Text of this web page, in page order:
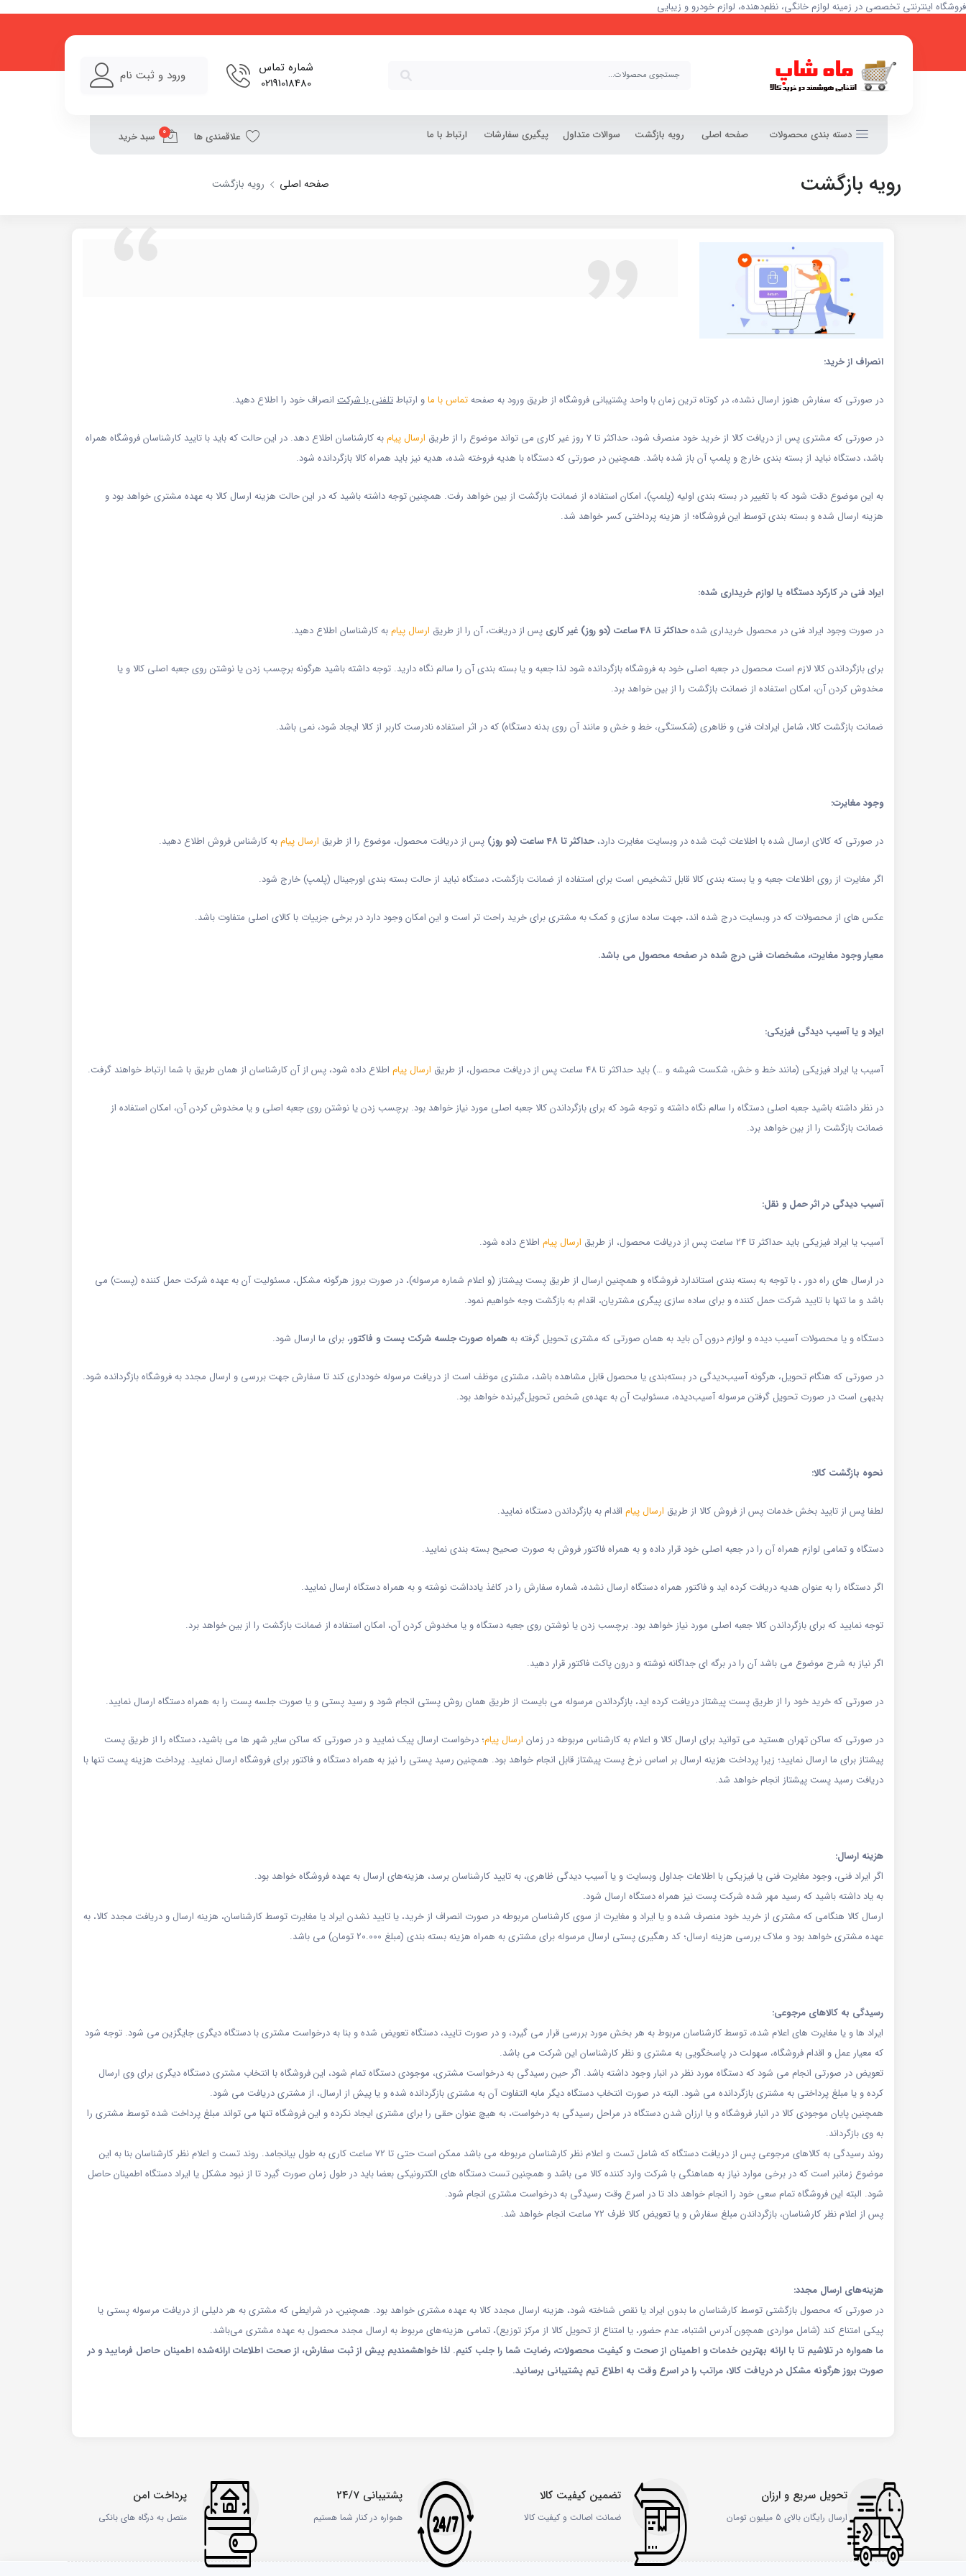
فروشگاه اینترنتی تخصصی در زمینه لوازم خانگی، نظم‌دهنده، لوازم خودرو و زیبایی
شماره تماس
02191018480
ورود و ثبت نام
دسته بندی محصولات صفحه اصلی رویه بازگشت سوالات متداول پیگیری سفارشات ارتباط با ما علاقمندی ها 0 سبد خرید
صفحه اصلی رویه بازگشت رویه بازگشت
انصراف از خرید:
در صورتی که سفارش هنوز ارسال نشده، در کوتاه ترین زمان با واحد پشتیبانی فروشگاه از طریق ورود به صفحهتماس با ماو ارتباطتلفنی با شرکت انصراف خود را اطلاع دهید.
در صورتی که مشتری پس از دریافت کالا از خرید خود منصرف شود، حداکثر تا 7 روز غیر کاری می تواند موضوع را از طریق ارسال پیامبه کارشناسان اطلاع دهد. در این حالت که باید با تایید کارشناسان فروشگاه همراه
باشد، دستگاه نباید از بسته بندی خارج و پلمپ آن باز شده باشد. همچنین در صورتی که دستگاه با هدیه فروخته شده، هدیه نیز باید همراه کالا بازگردانده شود.
به این موضوع دقت شود که با تغییر در بسته بندی اولیه (پلمپ)، امکان استفاده از ضمانت بازگشت از بین خواهد رفت. همچنین توجه داشته باشید که در این حالت هزینه ارسال کالا به عهده مشتری خواهد بود و
هزینه ارسال شده و بسته بندی توسط این فروشگاه؛ از هزینه پرداختی کسر خواهد شد.
ایراد فنی در کارکرد دستگاه یا لوازم خریداری شده:
در صورت وجود ایراد فنی در محصول خریداری شدهحداکثر تا 48 ساعت (دو روز) غیر کاری پس از دریافت، آن را از طریق ارسال پیامبه کارشناسان اطلاع دهید.
برای بازگرداندن کالا لازم است محصول در جعبه اصلی خود به فروشگاه بازگردانده شود لذا جعبه و یا بسته بندی آن را سالم نگاه دارید. توجه داشته باشید هرگونه برچسب زدن یا نوشتن روی جعبه اصلی کالا و یا
مخدوش کردن آن، امکان استفاده از ضمانت بازگشت را از بین خواهد برد.
ضمانت بازگشت کالا، شامل ایرادات فنی و ظاهری (شکستگی، خط و خش و مانند آن روی بدنه دستگاه) که در اثر استفاده نادرست کاربر از کالا ایجاد شود، نمی ‏باشد.
وجود مغایرت:
در صورتی که کالای ارسال شده با اطلاعات ثبت شده در وبسایت مغایرت دارد، حداکثر تا 48 ساعت (دو روز) پس از دریافت محصول، موضوع را از طریق ارسال پیامبه کارشناس فروش اطلاع دهید.
اگر مغایرت از روی اطلاعات جعبه و یا بسته بندی کالا قابل تشخیص است برای استفاده از ضمانت بازگشت، دستگاه نباید از حالت بسته بندی اورجینال (پلمپ) خارج شود.
عکس های از محصولات که در وبسایت درج شده اند، جهت ساده سازی و کمک به مشتری برای خرید راحت تر است و این امکان وجود دارد در برخی جزییات با کالای اصلی متفاوت باشد.
معیار وجود مغایرت، مشخصات فنی درج شده در صفحه محصول می باشد.
ایراد و یا آسیب دیدگی فیزیکی:
آسیب‏‏ یا ایراد فیزیکی (مانند خط و خش، شکست شیشه و …) باید حداکثر تا 48 ساعت پس از دریافت محصول، از طریق ارسال پیام اطلاع داده شود، پس از آن کارشناسان از همان طریق با شما ارتباط خواهند گرفت.
در نظر داشته باشید جعبه اصلی دستگاه را سالم نگاه داشته و توجه شود که برای بازگرداندن کالا جعبه اصلی مورد نیاز خواهد بود. برچسب زدن یا نوشتن روی جعبه اصلی و یا مخدوش کردن آن، امکان استفاده از
ضمانت بازگشت را از بین خواهد برد.
آسیب دیدگی در اثر حمل و نقل:
آسیب‏‏ یا ایراد فیزیکی باید حداکثر تا 24 ساعت پس از دریافت محصول، از طریق ارسال پیام اطلاع داده شود.
در ارسال های راه دور ، با توجه به بسته بندی استاندارد فروشگاه و همچنین ارسال از طریق پست پیشتاز (و اعلام شماره مرسوله)، در صورت بروز هرگونه مشکل، مسئولیت آن به عهده شرکت حمل کننده (پست) می
باشد و ما تنها با تایید شرکت حمل کننده و برای ساده سازی پیگری مشتریان، اقدام به بازگشت وجه خواهیم نمود.
دستگاه و یا محصولات آسیب دیده و لوازم درون آن باید به همان صورتی که مشتری تحویل گرفته بههمراه صورت جلسه شرکت پست و فاکتور، برای ما ارسال شود.
در صورتی که هنگام تحویل، هرگونه آسیب‌دیدگی در بسته‌بندی یا محصول قابل مشاهده باشد، مشتری موظف است از دریافت مرسوله خودداری کند تا سفارش جهت بررسی و ارسال مجدد به فروشگاه بازگردانده شود.
بدیهی است در صورت تحویل گرفتن مرسوله آسیب‌دیده، مسئولیت آن به عهده‌ی شخص تحویل‌گیرنده خواهد بود.
نحوه بازگشت کالا:
لطفا پس از تایید بخش خدمات پس از فروش کالا از طریق ارسال پیام اقدام به بازگرداندن دستگاه نمایید.
دستگاه و تمامی لوازم همراه آن را در جعبه اصلی خود قرار داده و به همراه فاکتور فروش به صورت صحیح بسته بندی نمایید.
اگر دستگاه را به عنوان هدیه دریافت کرده اید و فاکتور همراه دستگاه ارسال نشده، شماره سفارش را در کاغذ یادداشت نوشته و به همراه دستگاه ارسال نمایید.
توجه نمایید که برای بازگرداندن کالا جعبه اصلی مورد نیاز خواهد بود. برچسب زدن یا نوشتن روی جعبه دستگاه و یا مخدوش کردن آن، امکان استفاده از ضمانت بازگشت را از بین خواهد برد.
اگر نیاز به شرح موضوع می باشد آن را در برگه ای جداگانه نوشته و درون پاکت فاکتور قرار دهید.
در صورتی که خرید خود را از طریق پست پیشتاز دریافت کرده اید، بازگرداندن مرسوله می بایست از طریق همان روش پستی انجام شود و رسید پستی و یا صورت جلسه پست را به همراه دستگاه ارسال نمایید.
در صورتی که ساکن تهران هستید می توانید برای ارسال کالا و اعلام به کارشناس مربوطه در زمان ارسال پیام؛ درخواست ارسال پیک نمایید و در صورتی که ساکن سایر شهر ها می باشید، دستگاه را از طریق پست
پیشتاز برای ما ارسال نمایید؛ زیرا پرداخت هزینه ارسال بر اساس نرخ پست پیشتاز قابل انجام خواهد بود. همچنین رسید پستی را نیز به همراه دستگاه و فاکتور برای فروشگاه ارسال نمایید. پرداخت هزینه پست تنها با
دریافت رسید پست پیشتاز انجام خواهد شد.
هزینه ارسال:
اگر ایراد فنی، وجود مغایرت فنی یا فیزیکی با اطلاعات جداول وبسایت و یا آسیب دیدگی ظاهری، به تایید کارشناسان برسد، هزینه‌های ارسال به عهده فروشگاه خواهد بود.
به یاد داشته باشید که رسید مهر شده شرکت پست نیز همراه دستگاه ارسال شود.
ارسال کالا هنگامی که مشتری از خرید خود منصرف شده و یا ایراد و مغایرت از سوی کارشناسان مربوطه در صورت انصراف از خرید، یا تایید نشدن ایراد یا مغایرت توسط کارشناسان، هزینه ارسال و دریافت مجدد کالا، به
عهده مشتری خواهد بود و ملاک بررسی هزینه ارسال؛ کد رهگیری پستی ارسال مرسوله برای مشتری به همراه هزینه بسته بندی (مبلغ 20.000 تومان) می باشد.
رسیدگی به کالاهای مرجوعی:
ایراد ها و یا مغایرت های اعلام شده، توسط کارشناسان مربوط به هر بخش مورد بررسی قرار می گیرد، و در صورت تایید، دستگاه تعویض شده و بنا به درخواست مشتری با دستگاه دیگری جایگزین می شود. توجه شود
که معیار عمل و اقدام فروشگاه، سهولت در پاسخگویی به مشتری و نظر کارشناسان این شرکت می باشد.
تعویض در صورتی انجام می شود که دستگاه مورد نظر در انبار وجود داشته باشد. اگر حین رسیدگی به درخواست مشتری، موجودی دستگاه تمام شود، این فروشگاه با انتخاب مشتری دستگاه دیگری برای وی ارسال
کرده و یا مبلغ پرداختی به مشتری بازگردانده می شود. البته در صورت انتخاب دستگاه دیگر مابه التفاوت آن به مشتری بازگردانده شده و یا پیش از ارسال، از مشتری دریافت می شود.
همچنین پایان موجودی کالا در انبار فروشگاه و یا ارزان شدن دستگاه در مراحل رسیدگی به درخواست، به هیچ عنوان حقی را برای مشتری ایجاد نکرده و این فروشگاه تنها می تواند مبلغ پرداخت شده توسط مشتری را
به وی بازگرداند.
روند رسیدگی به کالاهای مرجوعی پس از دریافت دستگاه که شامل تست و اعلام نظر کارشناسان مربوطه می باشد ممکن است حتی تا 72 ساعت کاری به طول بیانجامد. روند تست و اعلام نظر کارشناسان بنا به این
موضوع زمانبر است که در برخی موارد نیاز به هماهنگی با شرکت وارد کننده کالا می باشد و همچنین تست دستگاه های الکترونیکی بعضا باید در طول زمان صورت گیرد تا از نبود مشکل یا ایراد دستگاه اطمینان حاصل
شود. البته این فروشگاه تمام سعی خود را انجام خواهد داد تا در اسرع وقت رسیدگی به درخواست مشتری انجام شود.
پس از اعلام نظر کارشناسان، بازگرداندن مبلغ سفارش و یا تعویض کالا ظرف 72 ساعت انجام خواهد شد.
هزینه‌های ارسال مجدد:
در صورتی که محصول بازگشتی توسط کارشناسان ما بدون ایراد یا نقص شناخته شود، هزینه ارسال مجدد کالا به عهده مشتری خواهد بود. همچنین، در شرایطی که مشتری به هر دلیلی از دریافت مرسوله پستی یا
پیکی امتناع کند (شامل مواردی همچون آدرس اشتباه، عدم حضور، یا امتناع از تحویل کالا از مرکز توزیع)، تمامی هزینه‌های مربوط به ارسال مجدد محصول به عهده مشتری می‌باشد.
ما همواره در تلاشیم تا با ارائه بهترین خدمات و اطمینان از صحت و کیفیت محصولات، رضایت شما را جلب کنیم. لذا خواهشمندیم پیش از ثبت سفارش، از صحت اطلاعات ارائه‌شده اطمینان حاصل فرمایید و در
صورت بروز هرگونه مشکل در دریافت کالا، مراتب را در اسرع وقت به اطلاع تیم پشتیبانی برسانید.
تحویل سریع و ارزان
ارسال رایگان بالای 5 میلیون تومان
تضمین کیفیت کالا
ضمانت اصالت و کیفیت کالا
پشتیبانی 24/7
همواره در کنار شما هستیم
پرداخت امن
متصل به درگاه های بانکی